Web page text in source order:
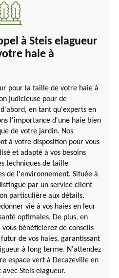
à Steis elagueur
haie à
pour la taille de votre haie à
judicieuse pour de
en tant qu'experts en
l'importance d'une haie bien
de votre jardin. Nos
à votre disposition pour vous
et adapté à vos besoins
techniques de taille
de l'environnement. Située à
par un service client
particulière aux détails.
vie à vos haies en leur
optimales. De plus, en
bénéficierez de conseils
de vos haies, garantissant
à long terme. N'attendez
espace vert à Decazeville en
Steis elagueur.